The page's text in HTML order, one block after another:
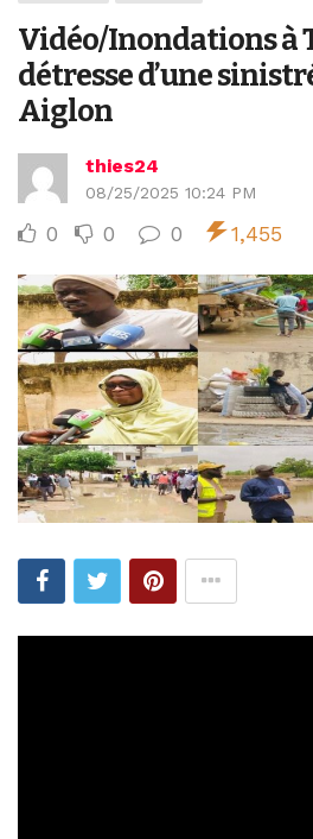
Vidéo/Inondations à
détresse d’une
Aiglon
thies24
08/25/2025 10:24 PM
0 0 0 1,455